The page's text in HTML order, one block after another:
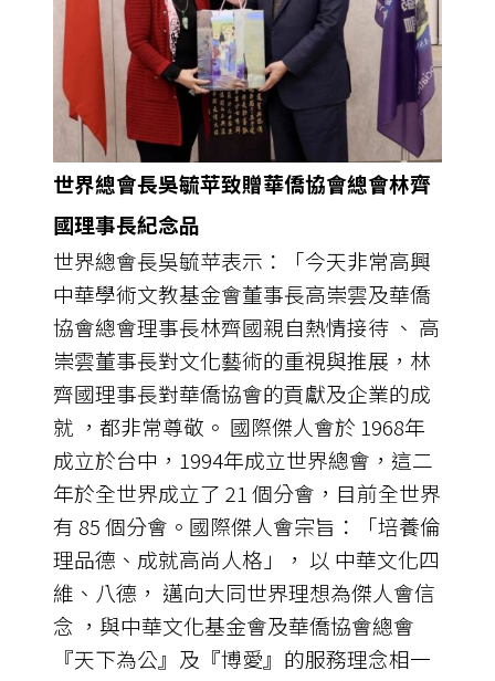
世界總會長吳毓苹致贈華僑協會總會林齊
國理事長紀念品
世界總會長吳毓苹表示：「今天非常高興
中華學術文教基金會董事長高崇雲及華僑
協會總會理事長林齊國親自熱情接待 、 高
崇雲董事長對文化藝術的重視與推展，林
齊國理事長對華僑協會的貢獻及企業的成
就 ，都非常尊敬。 國際傑人會於 1968年
成立於台中，1994年成立世界總會，這二
年於全世界成立了 21 個分會，目前全世界
有 85 個分會。國際傑人會宗旨：「培養倫
理品德、成就高尚人格」， 以 中華文化四
維、八德， 邁向大同世界理想為傑人會信
念 ，與中華文化基金會及華僑協會總會
『天下為公』及『博愛』的服務理念相一